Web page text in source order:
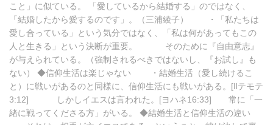
こと」に似ている。 「愛しているから結婚する」のではなく、
「結婚したから愛するのです」。（三浦綾子） ・「私たちは
愛し合っている」という気分ではなく、「私は何があってもこの
人と生きる」という決断が重要。 そのために『自由意志』
が与えられている。（強制されるべきではないし、『お試し』も
ない） ◆信仰生活は楽じゃない ・結婚生活（愛し続けるこ
と）に戦いがあるのと同様に、信仰生活にも戦いがある。[Ⅱテモテ
3:12] しかしイエスは言われた。[ヨハネ16:33] 常に「一
緒に戦ってくださる方」がいる。 ◆結婚生活と信仰生活の違い